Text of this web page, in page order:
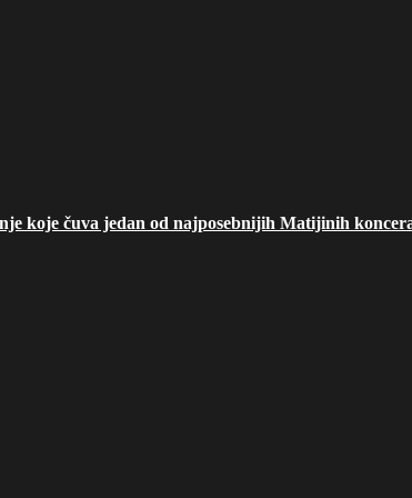
koje čuva jedan od najposebnijih Matijinih